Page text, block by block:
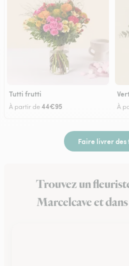
Tutti frutti
À partir de44€95 À
Faire livrer des
Trouvez un
Marcelcave et